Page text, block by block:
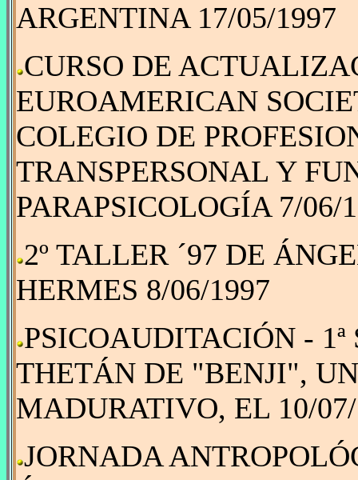
ARGENTINA 17/05/1997
CURSO DE
EUROAMERICAN
COLEGIO DE
TRANSPERSONAL Y
PARAPSICOLOGÍA 7/06/
2º TALLER ´97 DE
HERMES 8/06/1997
PSICOAUDITACIÓN -
THETÁN DE "BENJI",
MADURATIVO, EL 10/
JORNADA